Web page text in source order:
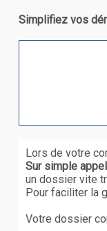
Simplifiez vos
Lors de votre
Sur simple
un dossier vite
Pour faciliter la
Votre dossier